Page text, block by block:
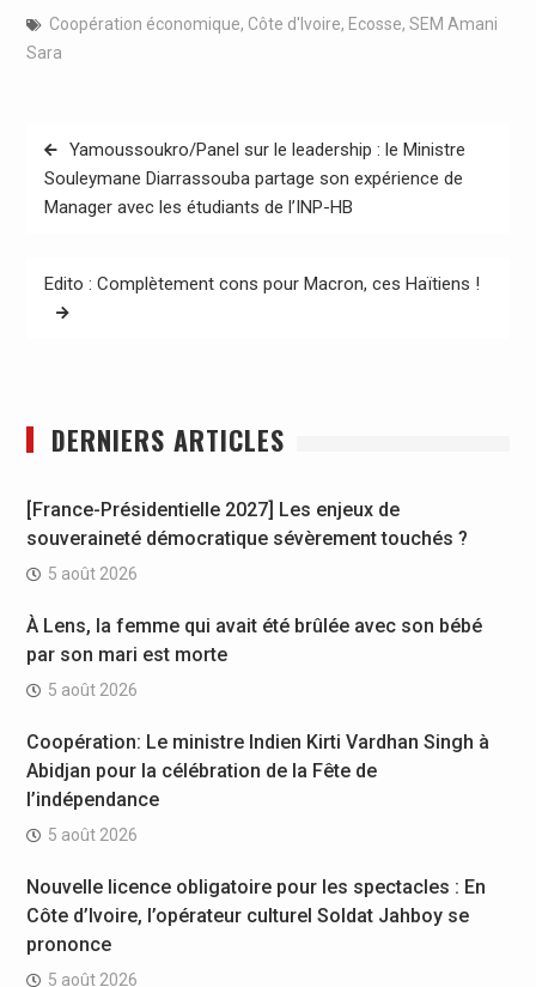
Coopération économique, Côte d'Ivoire, Ecosse, SEM Amani
Sara
Navigation
de
l’article
Yamoussoukro/Panel sur le leadership : le Ministre
Souleymane Diarrassouba partage son expérience de
Manager avec les étudiants de l’INP-HB
Edito : Complètement cons pour Macron, ces Haïtiens !
DERNIERS ARTICLES
[France-Présidentielle 2027] Les enjeux de
souveraineté démocratique sévèrement touchés ?
5 août 2026
À Lens, la femme qui avait été brûlée avec son bébé
par son mari est morte
5 août 2026
Coopération: Le ministre Indien Kirti Vardhan Singh à
Abidjan pour la célébration de la Fête de
l’indépendance
5 août 2026
Nouvelle licence obligatoire pour les spectacles : En
Côte d’Ivoire, l’opérateur culturel Soldat Jahboy se
prononce
5 août 2026